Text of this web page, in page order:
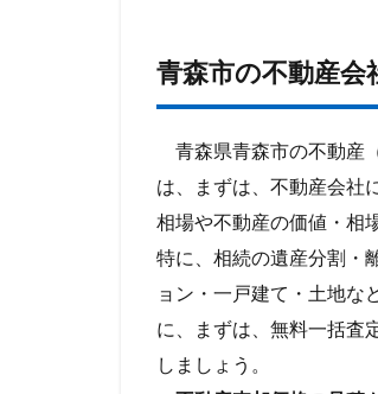
青森市の不動産会
青森県青森市の不動産
は、まずは、不動産会社
相場や不動産の価値・相
特に、相続の遺産分割・
ョン・一戸建て・土地な
に、まずは、無料一括査
しましょう。